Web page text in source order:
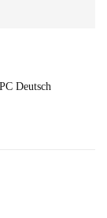
Deutsch